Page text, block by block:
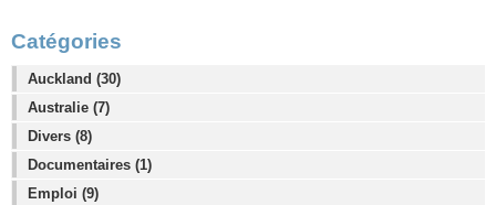
Catégories
Auckland (30)
Australie (7)
Divers (8)
Documentaires (1)
Emploi (9)